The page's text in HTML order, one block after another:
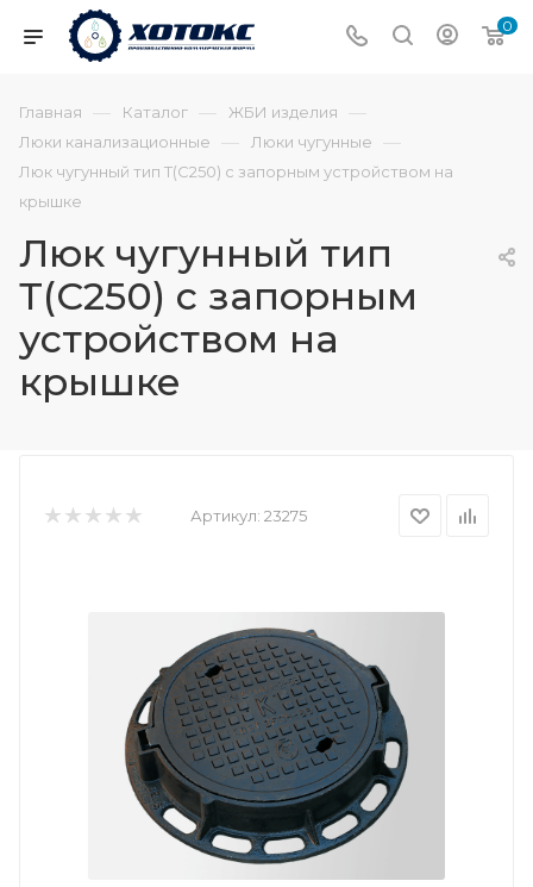
0
Главная — Каталог — ЖБИ изделия —
Люки канализационные — Люки чугунные —
Люк чугунный тип Т(С250) с запорным устройством на
крышке
Люк чугунный тип
Т(С250) с запорным
устройством на
крышке
Артикул: 23275